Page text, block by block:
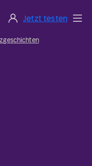
Jetzt testen